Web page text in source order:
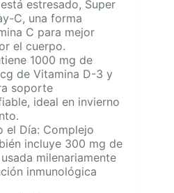
estresado, Super
C, una forma
C para mejor
el cuerpo.
1000 mg de
de Vitamina D-3 y
soporte
ideal en invierno
el Día: Complejo
incluye 300 mg de
milenariamente
inmunológica